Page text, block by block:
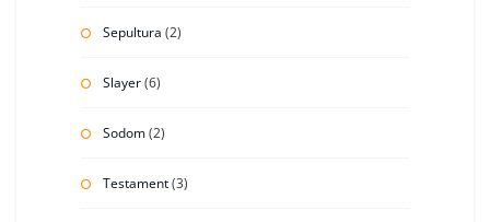
Sepultura (2)
Slayer(6)
Sodom(2)
Testament(3)